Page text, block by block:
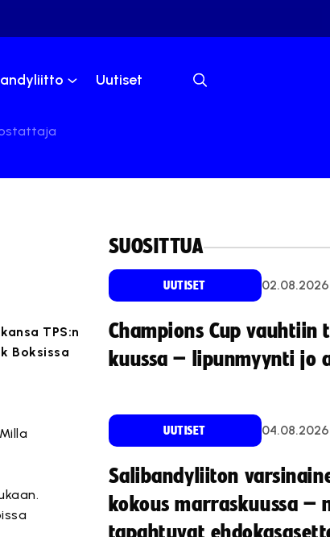
Uutiset
TPS:n
Boksissa
SUOSITTUA
UUTISET 02.08.2026
Champions Cup vauhtiin
kuussa – lipunmyynti jo
UUTISET 04.08.2026
Salibandyliiton
kokous marraskuussa –